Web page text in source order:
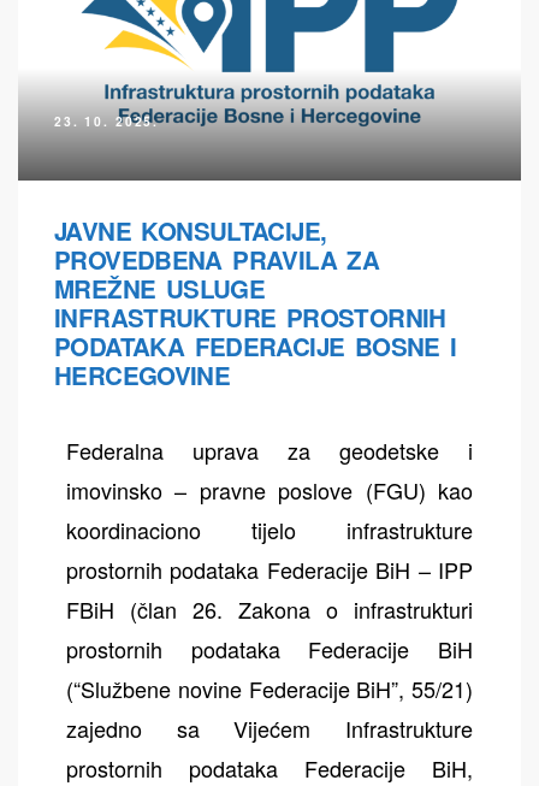
23. 10. 2025.
JAVNE KONSULTACIJE,
PROVEDBENA PRAVILA ZA
MREŽNE USLUGE
INFRASTRUKTURE PROSTORNIH
PODATAKA FEDERACIJE BOSNE I
HERCEGOVINE
Federalna uprava za geodetske i
imovinsko – pravne poslove (FGU) kao
koordinaciono tijelo infrastrukture
prostornih podataka Federacije BiH – IPP
FBiH (član 26. Zakona o infrastrukturi
prostornih podataka Federacije BiH
(“Službene novine Federacije BiH”, 55/21)
zajedno sa Vijećem Infrastrukture
prostornih podataka Federacije BiH,